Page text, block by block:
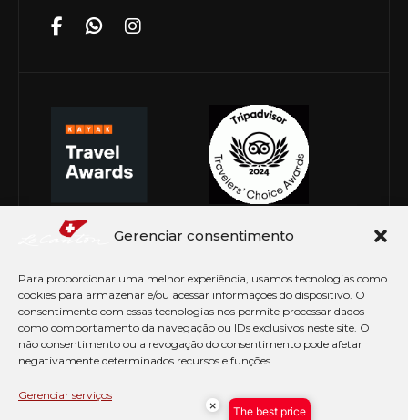
Gerenciar consentimento
Para proporcionar uma melhor experiência, usamos tecnologias como
cookies para armazenar e/ou acessar informações do dispositivo. O
consentimento com essas tecnologias nos permite processar dados
como comportamento da navegação ou IDs exclusivos neste site. O
não consentimento ou a revogação do consentimento pode afetar
negativamente determinados recursos e funções.
Gerenciar serviços
© Copyright 2026 Le Canton. Todos os direitos
× The best price